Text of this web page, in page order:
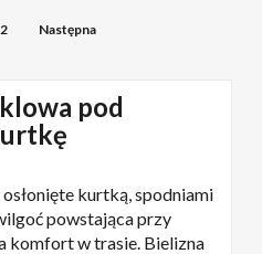
2 Następna
pod
kurtką, spodniami
powstająca przy
komfort w trasie. Bielizna